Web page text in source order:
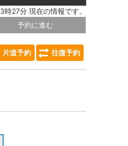
27分 現在の情報です。
予約に進む
片道予約 往復予約